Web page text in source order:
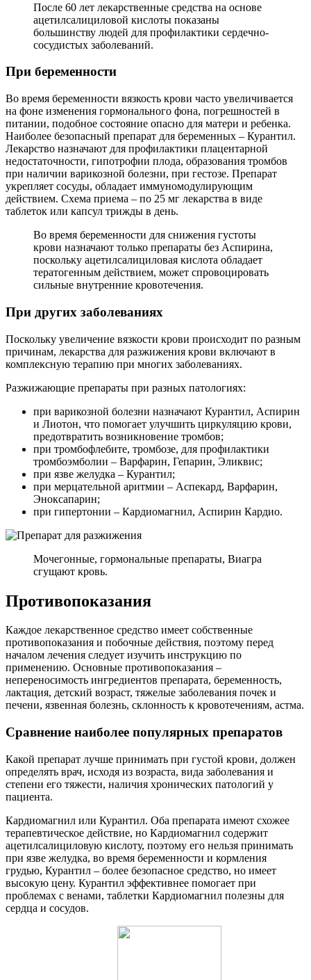
После 60 лет лекарственные средства на основе
ацетилсалициловой кислоты показаны
большинству людей для профилактики сердечно-
сосудистых заболеваний.
При беременности
Во время беременности вязкость крови часто увеличивается
на фоне изменения гормонального фона, погрешностей в
питании, подобное состояние опасно для матери и ребенка.
Наиболее безопасный препарат для беременных – Курантил.
Лекарство назначают для профилактики плацентарной
недостаточности, гипотрофии плода, образования тромбов
при наличии варикозной болезни, при гестозе. Препарат
укрепляет сосуды, обладает иммуномодулирующим
действием. Схема приема – по 25 мг лекарства в виде
таблеток или капсул трижды в день.
Во время беременности для снижения густоты
крови назначают только препараты без Аспирина,
поскольку ацетилсалициловая кислота обладает
тератогенным действием, может спровоцировать
сильные внутренние кровотечения.
При других заболеваниях
Поскольку увеличение вязкости крови происходит по разным
причинам, лекарства для разжижения крови включают в
комплексную терапию при многих заболеваниях.
Разжижающие препараты при разных патологиях:
при варикозной болезни назначают Курантил, Аспирин
и Лиотон, что помогает улучшить циркуляцию крови,
предотвратить возникновение тромбов;
при тромбофлебите, тромбозе, для профилактики
тромбоэмболии – Варфарин, Гепарин, Эликвис;
при язве желудка – Курантил;
при мерцательной аритмии – Аспекард, Варфарин,
Эноксапарин;
при гипертонии – Кардиомагнил, Аспирин Кардио.
Мочегонные, гормональные препараты, Виагра
сгущают кровь.
Противопоказания
Каждое лекарственное средство имеет собственные
противопоказания и побочные действия, поэтому перед
началом лечения следует изучить инструкцию по
применению. Основные противопоказания –
непереносимость ингредиентов препарата, беременность,
лактация, детский возраст, тяжелые заболевания почек и
печени, язвенная болезнь, склонность к кровотечениям, астма.
Сравнение наиболее популярных препаратов
Какой препарат лучше принимать при густой крови, должен
определять врач, исходя из возраста, вида заболевания и
степени его тяжести, наличия хронических патологий у
пациента.
Кардиомагнил или Курантил. Оба препарата имеют схожее
терапевтическое действие, но Кардиомагнил содержит
ацетилсалициловую кислоту, поэтому его нельзя принимать
при язве желудка, во время беременности и кормления
грудью, Курантил – более безопасное средство, но имеет
высокую цену. Курантил эффективнее помогает при
проблемах с венами, таблетки Кардиомагнил полезны для
сердца и сосудов.